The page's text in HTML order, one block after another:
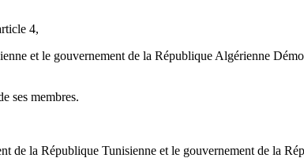
4,
et le gouvernement de la République Algérienne
ses membres.
de la République Tunisienne et le gouvernement de la